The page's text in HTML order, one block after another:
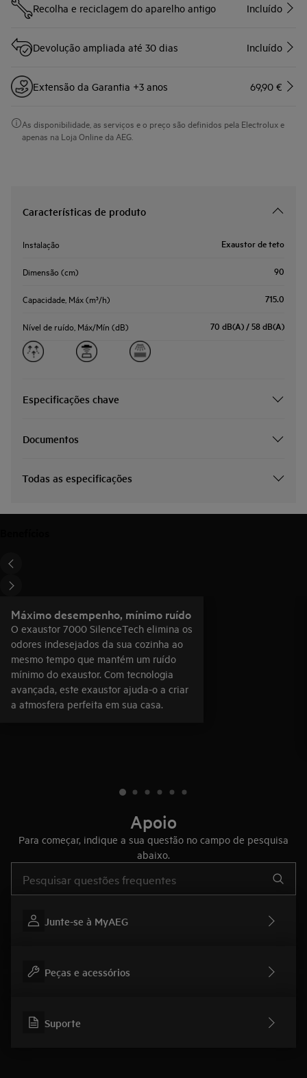
Recolha e reciclagem do aparelho antigo Incluído
Devolução ampliada até 30 dias Incluído
Extensão da Garantia +3 anos 69,90 €
As disponibilidade, as serviços e o preço são definidos pela Electrolux e
apenas na Loja Online da AEG.
Características de produto
Instalação Exaustor de teto
Dimensão (cm) 90
Capacidade, Máx (m³/h) 715.0
Nível de ruído, Máx/Mín (dB) 70 dB(A) / 58 dB(A)
Especificações chave
Documentos
Todas as especificações
Máximo desempenho, mínimo ruído
O exaustor 7000 SilenceTech elimina os
odores indesejados da sua cozinha ao
mesmo tempo que mantém um ruído
mínimo do exaustor. Com tecnologia
avançada, este exaustor ajuda-o a criar
a atmosfera perfeita em sua casa.
Apoio
Para começar, indique a sua questão no campo de pesquisa
abaixo.
Junte-se à MyAEG
Peças e acessórios
Suporte